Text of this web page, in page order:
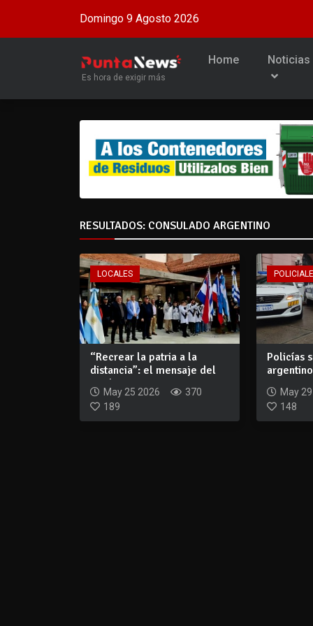
Domingo 9 Agosto 2026
Es hora de exigir más
Home Noticias
RESULTADOS: CONSULADO ARGENTINO
LOCALES
“Recrear la patria a la
distancia”: el mensaje del
25 de May...
May 25 2026
370
189
Policías
May
148